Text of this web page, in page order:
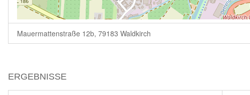
Mauermattenstraße 12b, 79183 Waldkirch
ERGEBNISSE